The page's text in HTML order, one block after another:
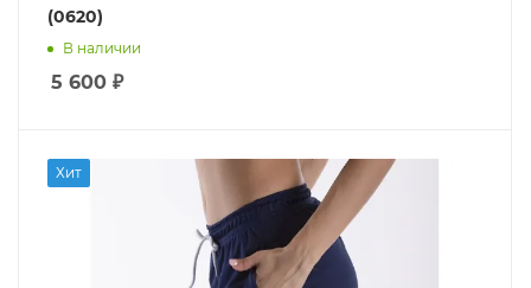
(0620)
В наличии
5 600 ₽
Хит